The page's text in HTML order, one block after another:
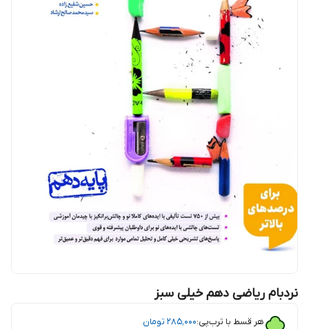
نردبام ریاضی دهم خیلی سبز
هر قسط با ترب‌پی:۲۸۵٬۰۰۰ تومان